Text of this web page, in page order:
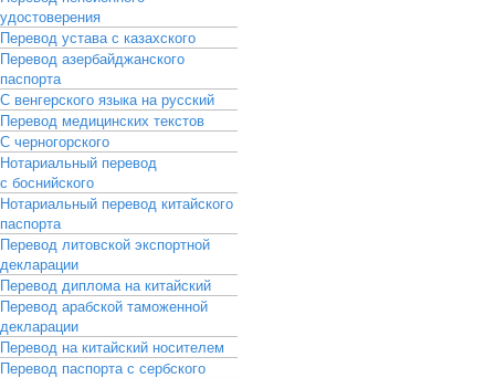
удостоверения
Перевод устава с казахского
Перевод азербайджанского
паспорта
С венгерского языка на русский
Перевод медицинских текстов
С черногорского
Нотариальный перевод
с боснийского
Нотариальный перевод китайского
паспорта
Перевод литовской экспортной
декларации
Перевод диплома на китайский
Перевод арабской таможенной
декларации
Перевод на китайский носителем
Перевод паспорта с сербского